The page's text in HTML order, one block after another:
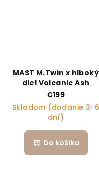
MAST M.Twin x hlboký
diel Volcanic Ash
€199
Skladom (dodanie 3-6
dní)
Do košíka